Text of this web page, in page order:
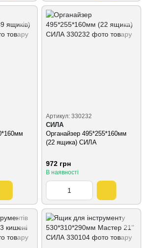
Артикул: 330232
СИЛА
Органайзер 495*255*160мм
(22 ящика) СИЛА
972 грн
В наявності